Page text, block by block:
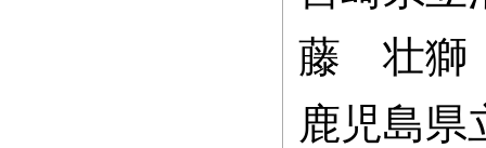
藤 壮獅
鹿児島